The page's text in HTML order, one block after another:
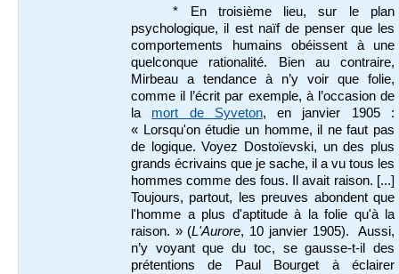
* En troisième lieu, sur le plan
psychologique, il est naïf de penser que les
comportements humains obéissent à une
quelconque rationalité. Bien au contraire,
Mirbeau a tendance à n’y voir que folie,
comme il l’écrit par exemple, à l’occasion de
la mort de Syveton, en janvier 1905 :
« Lorsqu'on étudie un homme, il ne faut pas
de logique. Voyez Dostoïevski, un des plus
grands écrivains que je sache, il a vu tous les
hommes comme des fous. Il avait raison. [...]
Toujours, partout, les preuves abondent que
l'homme a plus d'aptitude à la folie qu'à la
raison. » (L'Aurore, 10 janvier 1905). Aussi,
n’y voyant que du toc, se gausse-t-il des
prétentions de Paul Bourget à éclairer